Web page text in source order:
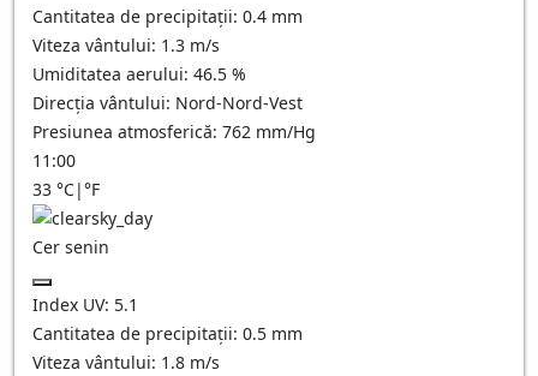
Cantitatea de precipitații: 0.4 mm
Viteza vântului: 1.3 m/s
Umiditatea aerului: 46.5 %
Direcția vântului: Nord-Nord-Vest
Presiunea atmosferică: 762 mm/Hg
11:00
33 °C|°F
Cer senin
Index UV: 5.1
Cantitatea de precipitații: 0.5 mm
Viteza vântului: 1.8 m/s